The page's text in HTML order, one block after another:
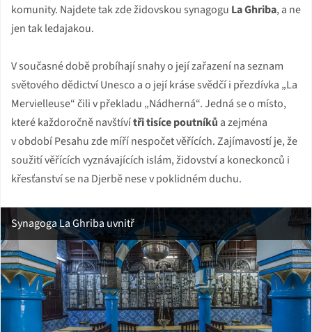
komunity. Najdete tak zde židovskou synagogu La Ghriba, a ne
jen tak ledajakou.
V současné době probíhají snahy o její zařazení na seznam
světového dědictví Unesco a o její kráse svědčí i přezdívka „La
Mervielleuse“ čili v překladu „Nádherná“. Jedná se o místo,
které každoročně navštívítři tisíce poutníků a zejména
v období Pesahu zde míří nespočet věřících. Zajímavostí je, že
soužití věřících vyznávajících islám, židovství a koneckonců i
křesťanství se na Djerbě nese v poklidném duchu.
Synagoga La Ghriba uvnitř